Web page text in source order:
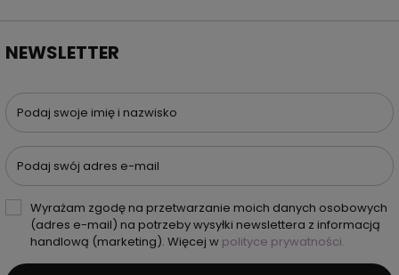
NEWSLETTER
Podaj swoje imię i nazwisko
Podaj swój adres e-mail
Wyrażam zgodę na przetwarzanie moich danych osobowych
(adres e-mail) na potrzeby wysyłki newslettera z informacją
handlową (marketing). Więcej w polityce prywatności.